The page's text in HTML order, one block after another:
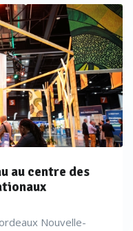
au centre des
Nouvelle-